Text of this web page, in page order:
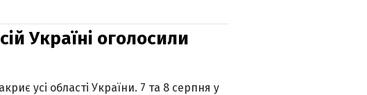
Україні оголосили
усі області України. 7 та 8 серпня у